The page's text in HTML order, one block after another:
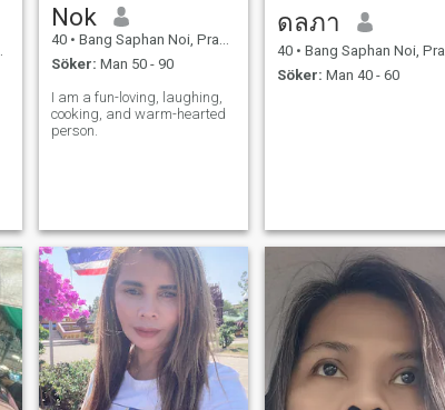
Nok
40 • Bang Saphan Noi, Prachuap Khiri Khan, Thailand
Söker: Man 50 - 90
I am a fun-loving, laughing,
cooking, and warm-hearted
person.
ดลภา
40 • Bang Saphan Noi, Prachuap Khiri Khan, Thailand
Söker: Man 40 - 60